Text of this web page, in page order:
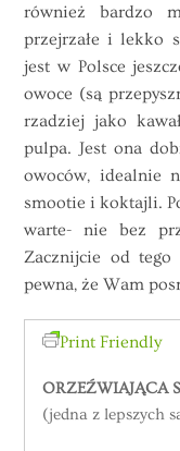
również bardzo
przejrzałe i lekko
jest w Polsce
owoce (są
rzadziej jako
pulpa. Jest ona
owoców, idealnie
smootie i koktajli.
warte- nie bez
Zacznijcie od tego
pewna, że Wam
Print Friendly
ORZEŹWIAJĄCA
(jedna z lepszych